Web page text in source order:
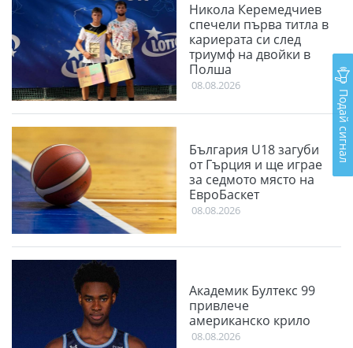
Никола Керемедчиев
спечели първа титла в
кариерата си след
триумф на двойки в
Полша
08.08.2026
България U18 загуби
от Гърция и ще играе
за седмото място на
ЕвроБаскет
08.08.2026
Академик Бултекс 99
привлече
американско крило
08.08.2026
Подай сигнал